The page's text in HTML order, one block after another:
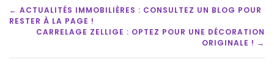
POST
NAVIGATION
← ACTUALITÉS IMMOBILIÈRES : CONSULTEZ UN BLOG POUR
RESTER À LA PAGE !
CARRELAGE ZELLIGE : OPTEZ POUR UNE DÉCORATION
ORIGINALE ! →